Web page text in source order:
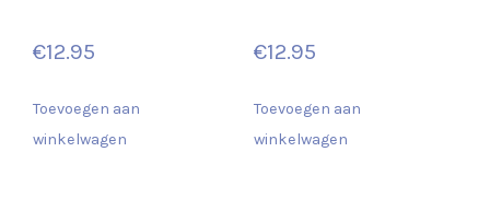
€12.95
Toevoegen aan
winkelwagen
€12.95
Toevoegen aan
winkelwagen